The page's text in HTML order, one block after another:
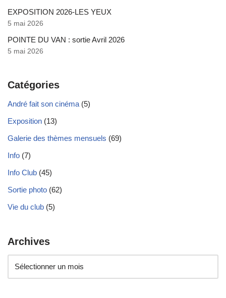
EXPOSITION 2026-LES YEUX
5 mai 2026
POINTE DU VAN : sortie Avril 2026
5 mai 2026
Catégories
André fait son cinéma (5)
Exposition (13)
Galerie des thèmes mensuels (69)
Info (7)
Info Club (45)
Sortie photo (62)
Vie du club (5)
Archives